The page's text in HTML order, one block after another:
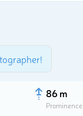
86 m
Prominence